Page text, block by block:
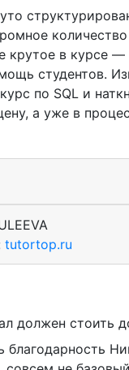
крутое в курсе —
студентов.
по SQL и
а уже в
tutortop.ru
должен стоить
благодарность